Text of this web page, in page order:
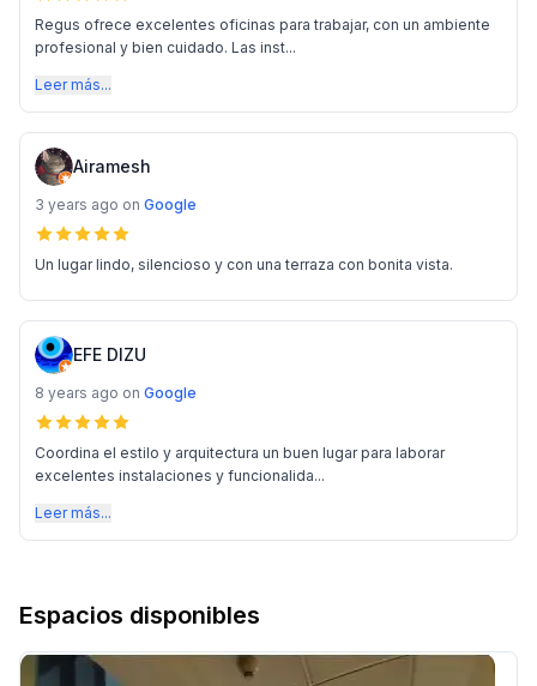
Regus ofrece excelentes oficinas para trabajar, con un ambiente
profesional y bien cuidado. Las inst...
Leer más...
Airamesh
3 years ago on Google
Un lugar lindo, silencioso y con una terraza con bonita vista.
EFE DIZU
8 years ago on Google
Coordina el estilo y arquitectura un buen lugar para laborar
excelentes instalaciones y funcionalida...
Leer más...
Espacios disponibles